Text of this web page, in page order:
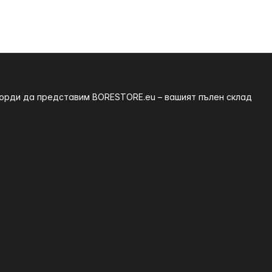
да представим BORESTORE.eu – вашият пълен склад